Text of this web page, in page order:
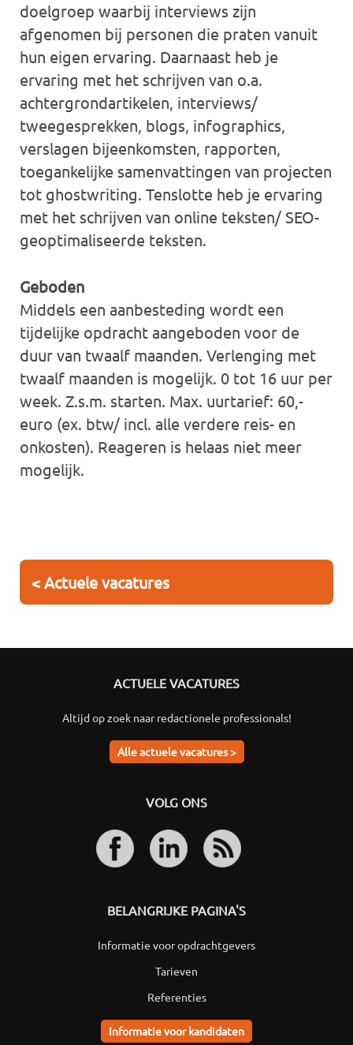
doelgroep waarbij interviews zijn
afgenomen bij personen die praten vanuit
hun eigen ervaring. Daarnaast heb je
ervaring met het schrijven van o.a.
achtergrondartikelen, interviews/
tweegesprekken, blogs, infographics,
verslagen bijeenkomsten, rapporten,
toegankelijke samenvattingen van projecten
tot ghostwriting. Tenslotte heb je ervaring
met het schrijven van online teksten/ SEO-
geoptimaliseerde teksten.
Geboden
Middels een aanbesteding wordt een
tijdelijke opdracht aangeboden voor de
duur van twaalf maanden. Verlenging met
twaalf maanden is mogelijk. 0 tot 16 uur per
week. Z.s.m. starten. Max. uurtarief: 60,-
euro (ex. btw/ incl. alle verdere reis- en
onkosten). Reageren is helaas niet meer
mogelijk.
< Actuele vacatures
ACTUELE VACATURES
Altijd op zoek naar redactionele professionals!
Alle actuele vacatures >
VOLG ONS
BELANGRIJKE PAGINA'S
Informatie voor opdrachtgevers
Tarieven
Referenties
Informatie voor kandidaten